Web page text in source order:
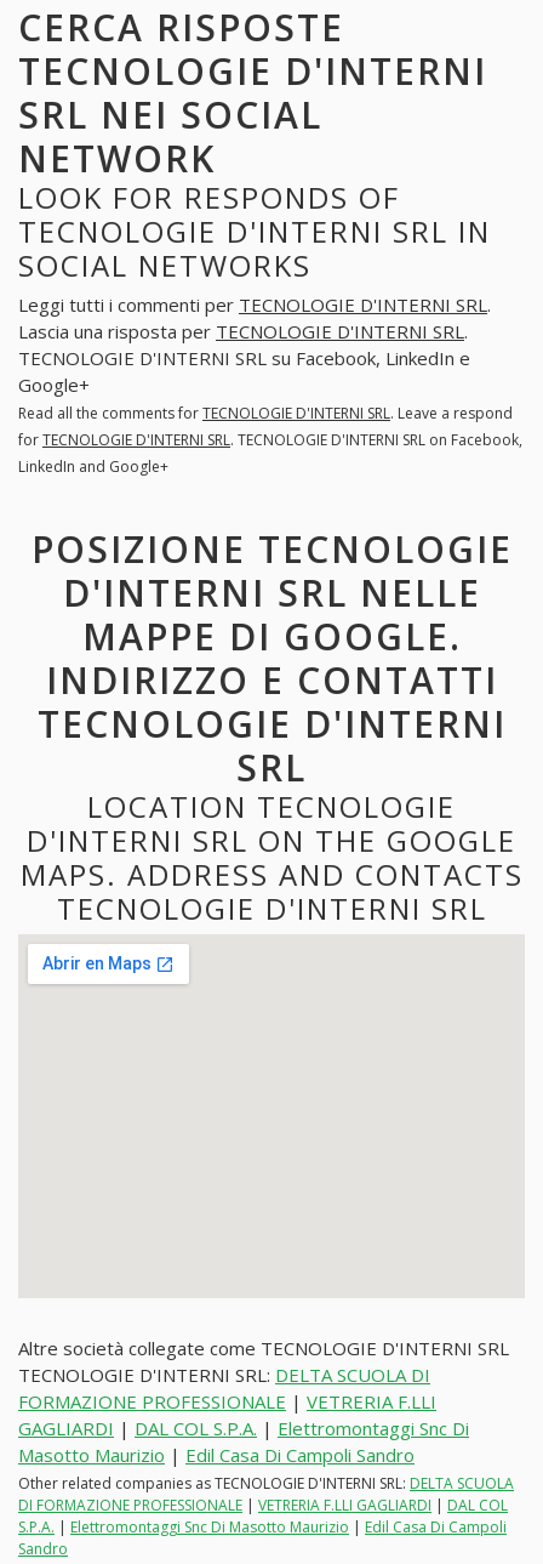
CERCA RISPOSTE
TECNOLOGIE D'INTERNI
SRL NEI SOCIAL
NETWORK
LOOK FOR RESPONDS OF
TECNOLOGIE D'INTERNI SRL IN
SOCIAL NETWORKS
Leggi tutti i commenti per TECNOLOGIE D'INTERNI SRL.
Lascia una risposta per TECNOLOGIE D'INTERNI SRL.
TECNOLOGIE D'INTERNI SRL su Facebook, LinkedIn e
Google+
Read all the comments forTECNOLOGIE D'INTERNI SRL. Leave a respond
forTECNOLOGIE D'INTERNI SRL. TECNOLOGIE D'INTERNI SRL on Facebook,
LinkedIn and Google+
POSIZIONE TECNOLOGIE
D'INTERNI SRL NELLE
MAPPE DI GOOGLE.
INDIRIZZO E CONTATTI
TECNOLOGIE D'INTERNI
SRL
LOCATION TECNOLOGIE
D'INTERNI SRL ON THE GOOGLE
MAPS. ADDRESS AND CONTACTS
TECNOLOGIE D'INTERNI SRL
Altre società collegate come TECNOLOGIE D'INTERNI SRL
TECNOLOGIE D'INTERNI SRL: DELTA SCUOLA DI
FORMAZIONE PROFESSIONALE | VETRERIA F.LLI
GAGLIARDI | DAL COL S.P.A. | Elettromontaggi Snc Di
Masotto Maurizio | Edil Casa Di Campoli Sandro
Other related companies as TECNOLOGIE D'INTERNI SRL: DELTA SCUOLA
DI FORMAZIONE PROFESSIONALE | VETRERIA F.LLI GAGLIARDI | DAL COL
S.P.A. | Elettromontaggi Snc Di Masotto Maurizio | Edil Casa Di Campoli
Sandro